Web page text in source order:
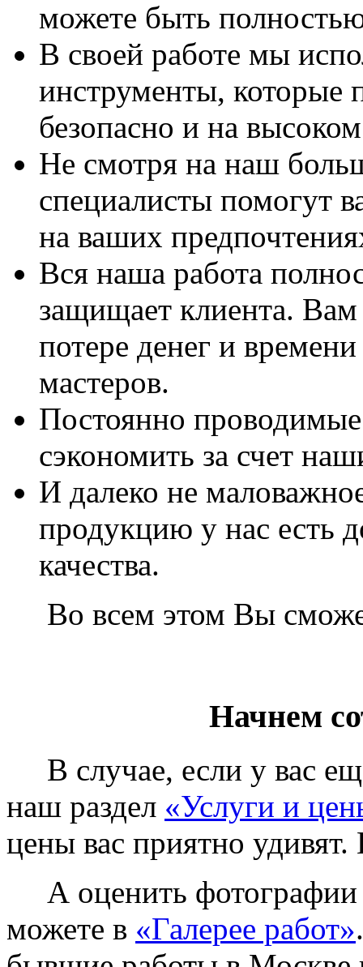
можете быть
В своей работе мы
инструменты, которые
безопасно и на
Не смотря на наш
специалисты помогут
на ваших
Вся наша работа
защищает клиента. Вам
потере денег и
мастеров.
Постоянно
сэкономить за счет
И далеко не
продукцию у нас есть
качества.
Во всем этом Вы
Начнем
В случае, если у вас
наш раздел «Услуги и
цены вас приятно
А оценить фотографии
можете в «Галерее работ»